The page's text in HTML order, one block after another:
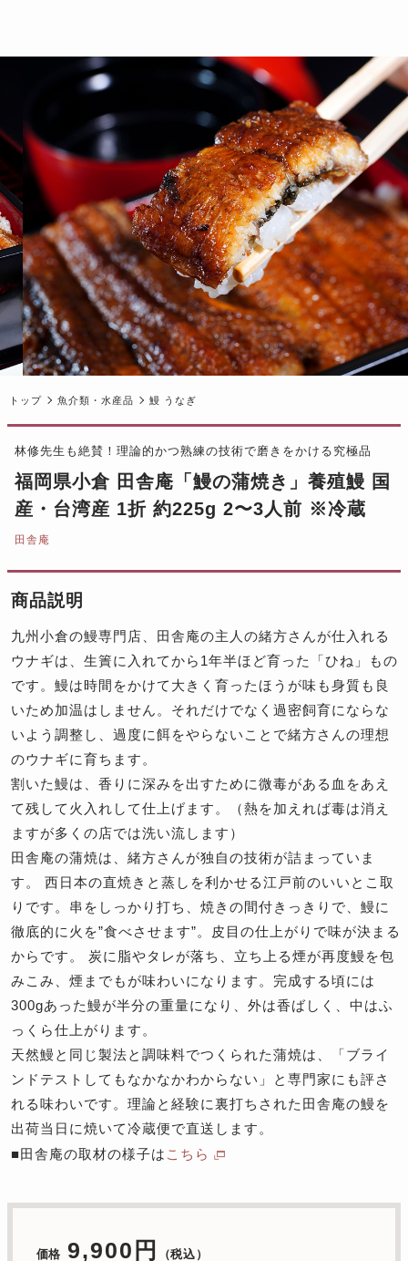
トップ 魚介類・水産品 鰻 うなぎ
林修先生も絶賛！理論的かつ熟練の技術で磨きをかける究極品
福岡県小倉 田舎庵「鰻の蒲焼き」養殖鰻 国
産・台湾産 1折 約225g 2〜3人前 ※冷蔵
田舎庵
商品説明
九州小倉の鰻専門店、田舎庵の主人の緒方さんが仕入れる
ウナギは、生簀に入れてから1年半ほど育った「ひね」もの
です。鰻は時間をかけて大きく育ったほうが味も身質も良
いため加温はしません。それだけでなく過密飼育にならな
いよう調整し、過度に餌をやらないことで緒方さんの理想
のウナギに育ちます。
割いた鰻は、香りに深みを出すために微毒がある血をあえ
て残して火入れして仕上げます。（熱を加えれば毒は消え
ますが多くの店では洗い流します）
田舎庵の蒲焼は、緒方さんが独自の技術が詰まっていま
す。 西日本の直焼きと蒸しを利かせる江戸前のいいとこ取
りです。串をしっかり打ち、焼きの間付きっきりで、鰻に
徹底的に火を”食べさせます”。皮目の仕上がりで味が決まる
からです。 炭に脂やタレが落ち、立ち上る煙が再度鰻を包
みこみ、煙までもが味わいになります。完成する頃には
300gあった鰻が半分の重量になり、外は香ばしく、中はふ
っくら仕上がります。
天然鰻と同じ製法と調味料でつくられた蒲焼は、「ブライ
ンドテストしてもなかなかわからない」と専門家にも評さ
れる味わいです。理論と経験に裏打ちされた田舎庵の鰻を
出荷当日に焼いて冷蔵便で直送します。
■田舎庵の取材の様子は こちら
価格 9,900円 （税込）